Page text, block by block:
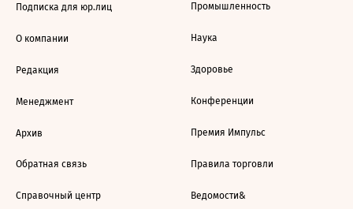
Подписка для юр.лиц
О компании
Редакция
Менеджмент
Архив
Обратная связь
Справочный центр
Промышленность
Наука
Здоровье
Конференции
Премия Импульс
Правила торговли
Ведомости&